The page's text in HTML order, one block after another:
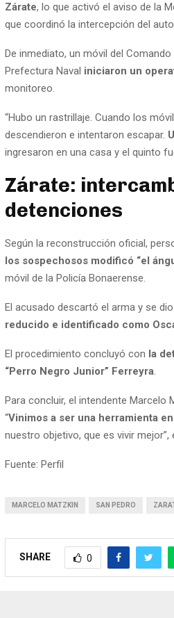
Zárate, lo que activó el aviso de la
que coordinó la intercepción del
De inmediato, un móvil del
Prefectura Naval iniciaron un
monitoreo.
“Hubo un rastrillaje. Cuando los
descendieron e intentaron escapar.
ingresaron en una casa y el quinto
Zárate:
detenciones
Según la reconstrucción oficial,
los sospechosos modificó “el
móvil de la Policía Bonaerense.
El acusado descartó el arma y se
reducido e identificado como
El procedimiento concluyó con la
“Perro Negro Junior” Ferreyra.
Para concluir, el intendente Marcelo
“Vinimos a ser una herramienta
nuestro objetivo, que es vivir
Fuente: Perfil
MARCELO MATZKIN SAN PEDRO
SHARE 0